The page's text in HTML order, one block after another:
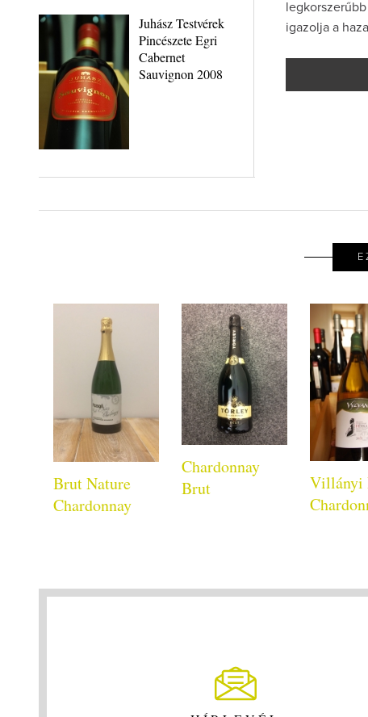
Juhász Testvérek
Pincészete Egri
Cabernet
Sauvignon 2008
igazolja a
Brut Nature
Chardonnay
Chardonnay
Brut
Villányi